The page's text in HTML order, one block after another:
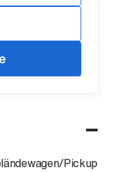
Pickup